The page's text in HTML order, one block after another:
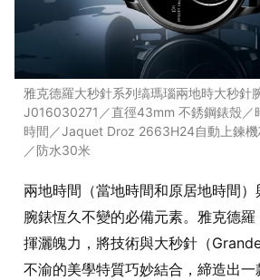
雅克德羅大秒針系列缟瑪瑙兩地時大秒針
J016030271／直徑43mm 不銹鋼錶殼／
時間／Jaquet Droz 2663H24自動上鍊
／防水30米
兩地時間（當地時間和原居地時間
腕錶恆久不變的必備元素。雅克德羅
揮灑魄力，將技術與大秒針（
不渝的美學特質巧妙結合，締造出